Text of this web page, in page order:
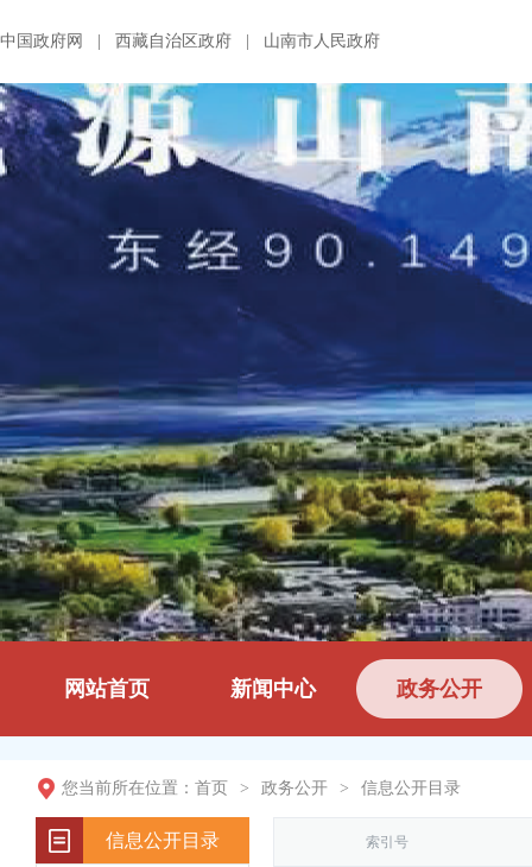
中国政府网 西藏自治区政府 山南市人民政府
网站首页 新闻中心 政务公开
您当前所在位置： 首页 > 政务公开 > 信息公开目录
信息公开目录